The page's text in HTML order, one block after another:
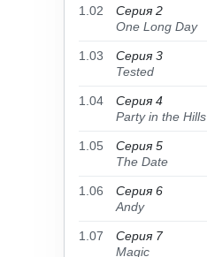
1.02
Серия 2
One Long Day
1.03
Серия 3
Tested
1.04
Серия 4
Party in the Hills
1.05
Серия 5
The Date
1.06
Серия 6
Andy
1.07
Серия 7
Magic